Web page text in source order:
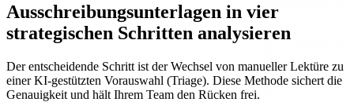
Ausschreibungsunterlagen in vier
strategischen Schritten analysieren
Der entscheidende Schritt ist der Wechsel von manueller Lektüre zu
einer KI-gestützten Vorauswahl (Triage). Diese Methode sichert die
Genauigkeit und hält Ihrem Team den Rücken frei.